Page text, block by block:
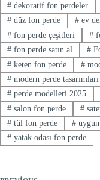
#dekoratif fon perdeler
#düz fon perde #ev
#fon perde çeşitleri #
#fon perde satın al #
#keten fon perde #
#modern perde tasarımları
#perde modelleri 2025
#salon fon perde #
#tül fon perde #uygun
#yatak odası fon perde